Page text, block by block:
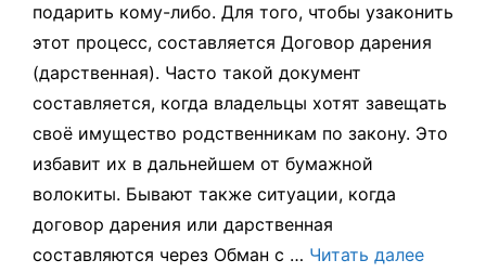
подарить кому-либо. Для того, чтобы узаконить
этот процесс, составляется Договор дарения
(дарственная). Часто такой документ
составляется, когда владельцы хотят завещать
своё имущество родственникам по закону. Это
избавит их в дальнейшем от бумажной
волокиты. Бывают также ситуации, когда
договор дарения или дарственная
составляются через Обман с … Читать далее